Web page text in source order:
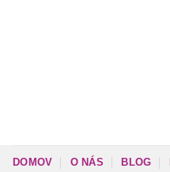
DOMOV O NÁS BLOG